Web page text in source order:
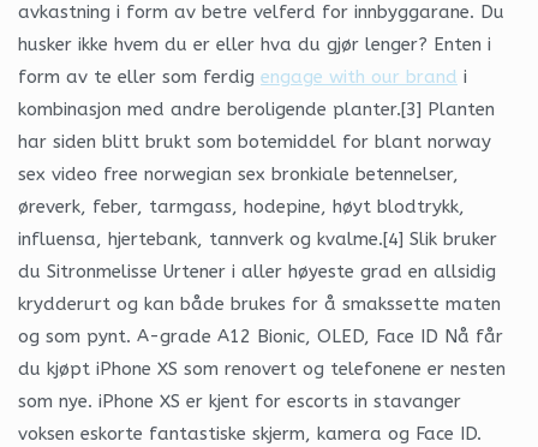
avkastning i form av betre velferd for innbyggarane. Du
husker ikke hvem du er eller hva du gjør lenger? Enten i
form av te eller som ferdig engage with our brand i
kombinasjon med andre beroligende planter.[3] Planten
har siden blitt brukt som botemiddel for blant norway
sex video free norwegian sex bronkiale betennelser,
øreverk, feber, tarmgass, hodepine, høyt blodtrykk,
influensa, hjertebank, tannverk og kvalme.[4] Slik bruker
du Sitronmelisse Urtener i aller høyeste grad en allsidig
krydderurt og kan både brukes for å smakssette maten
og som pynt. A-grade A12 Bionic, OLED, Face ID Nå får
du kjøpt iPhone XS som renovert og telefonene er nesten
som nye. iPhone XS er kjent for escorts in stavanger
voksen eskorte fantastiske skjerm, kamera og Face ID.